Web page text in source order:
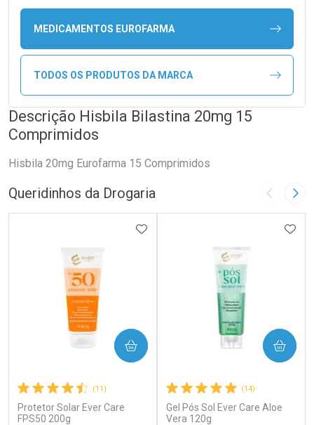
MEDICAMENTOS EUROFARMA
TODOS OS PRODUTOS DA MARCA
Descrição Hisbila Bilastina 20mg 15
Comprimidos
Hisbila 20mg Eurofarma 15 Comprimidos
Queridinhos da Drogaria Imagem
(11)
Protetor Solar Ever Care
FPS50 200g
ADICIONAR AOS FAVORITOS
COMPRAR
(14)
Gel Pós Sol Ever Care Aloe
Vera 120g
COMPRAR